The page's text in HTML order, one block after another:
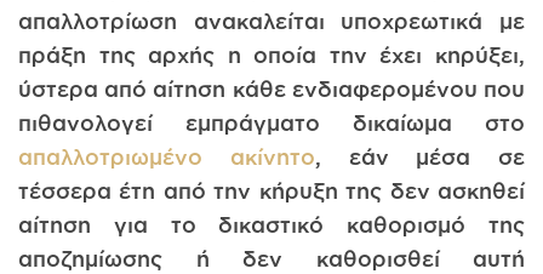
απαλλοτρίωση ανακαλείται υποχρεωτικά με
πράξη της αρχής η οποία την έχει κηρύξει,
ύστερα από αίτηση κάθε ενδιαφερομένου που
πιθανολογεί εμπράγματο δικαίωμα στο
απαλλοτριωμένο ακίνητο , εάν μέσα σε
τέσσερα έτη από την κήρυξη της δεν ασκηθεί
αίτηση για το δικαστικό καθορισμό της
αποζημίωσης ή δεν καθορισθεί αυτή